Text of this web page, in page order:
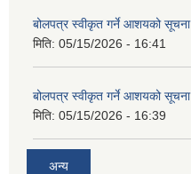
बोलपत्र स्वीकृत गर्ने आशयको सूचना
मिति: 05/15/2026 - 16:41
बोलपत्र स्वीकृत गर्ने आशयको सूचना
मिति: 05/15/2026 - 16:39
अन्य